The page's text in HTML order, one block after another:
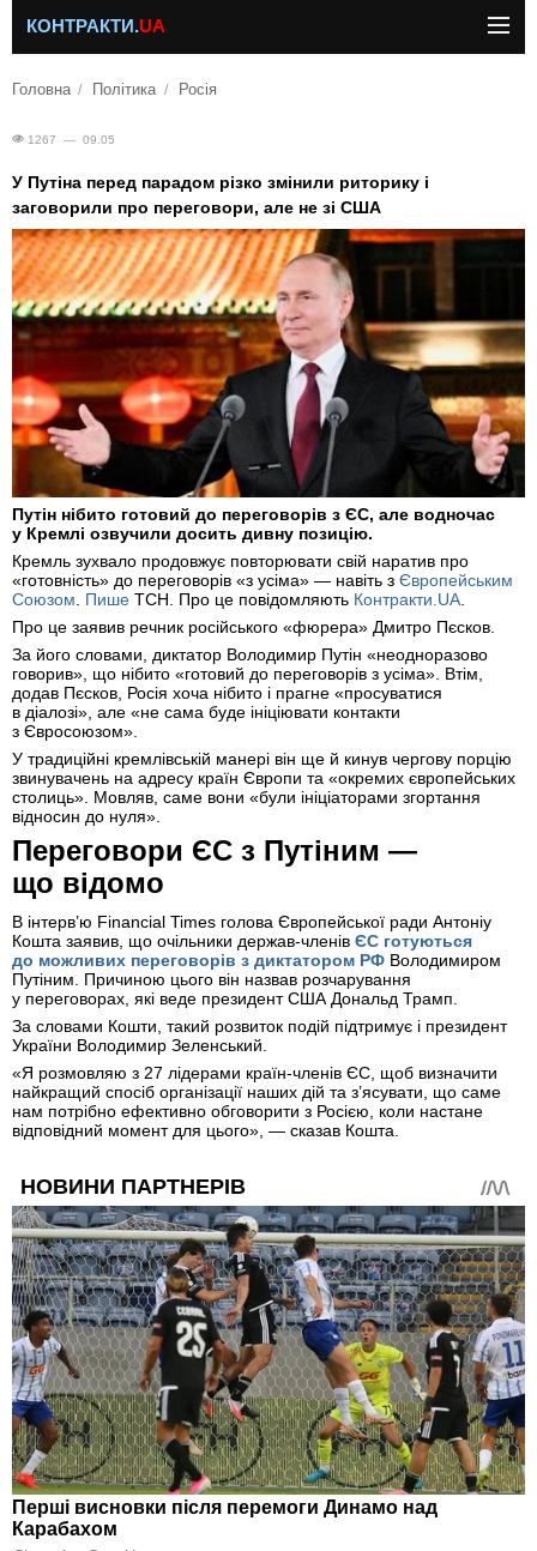
КОНТРАКТИ.UA
Головна Політика Росія
1267 — 09.05
У Путіна перед парадом різко змінили риторику і
заговорили про переговори, але не зі США
Путін нібито готовий до переговорів з ЄС, але водночас
у Кремлі озвучили досить дивну позицію.
Кремль зухвало продовжує повторювати свій наратив про
«готовність» до переговорів «з усіма» — навіть з Європейським
Союзом. Пише ТСН. Про це повідомляють Контракти.UA.
Про це заявив речник російського «фюрера» Дмитро Пєсков.
За його словами, диктатор Володимир Путін «неодноразово
говорив», що нібито «готовий до переговорів з усіма». Втім,
додав Пєсков, Росія хоча нібито і прагне «просуватися
в діалозі», але «не сама буде ініціювати контакти
з Євросоюзом».
У традиційні кремлівській манері він ще й кинув чергову порцію
звинувачень на адресу країн Європи та «окремих європейських
столиць». Мовляв, саме вони «були ініціаторами згортання
відносин до нуля».
Переговори ЄС з Путіним —
що відомо
В інтерв’ю Financial Times голова Європейської ради Антоніу
Кошта заявив, що очільники держав-членів ЄС готуються
до можливих переговорів з диктатором РФ Володимиром
Путіним. Причиною цього він назвав розчарування
у переговорах, які веде президент США Дональд Трамп.
За словами Кошти, такий розвиток подій підтримує і президент
України Володимир Зеленський.
«Я розмовляю з 27 лідерами країн-членів ЄС, щоб визначити
найкращий спосіб організації наших дій та з’ясувати, що саме
нам потрібно ефективно обговорити з Росією, коли настане
відповідний момент для цього», — сказав Кошта.